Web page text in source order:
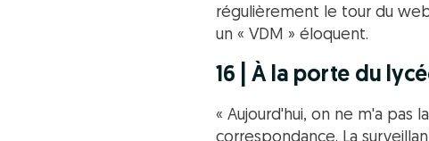
régulièrement le tour du
un « VDM » éloquent.
16 | À la porte du
« Aujourd'hui, on ne m'a pas